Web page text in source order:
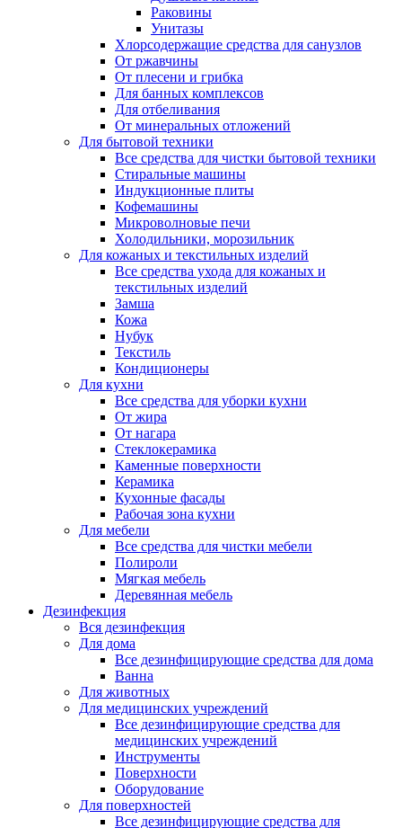
Раковины
Унитазы
Хлорсодержащие средства для санузлов
От ржавчины
От плесени и грибка
Для банных комплексов
Для отбеливания
От минеральных отложений
Для бытовой техники
Все средства для чистки бытовой техники
Стиральные машины
Индукционные плиты
Кофемашины
Микроволновые печи
Холодильники, морозильник
Для кожаных и текстильных изделий
Все средства ухода для кожаных и
текстильных изделий
Замша
Кожа
Нубук
Текстиль
Кондиционеры
Для кухни
Все средства для уборки кухни
От жира
От нагара
Стеклокерамика
Каменные поверхности
Керамика
Кухонные фасады
Рабочая зона кухни
Для мебели
Все средства для чистки мебели
Полироли
Мягкая мебель
Деревянная мебель
Дезинфекция
Вся дезинфекция
Для дома
Все дезинфицирующие средства для дома
Ванна
Для животных
Для медицинских учреждений
Все дезинфицирующие средства для
медицинских учреждений
Инструменты
Поверхности
Оборудование
Для поверхностей
Все дезинфицирующие средства для